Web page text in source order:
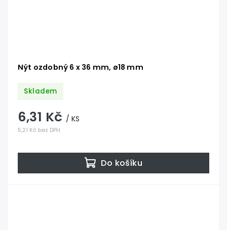
Nýt ozdobný 6 x 36 mm, ø18 mm
Skladem
5,21 Kč bez DPH
6,31 Kč / KS
Do košíku